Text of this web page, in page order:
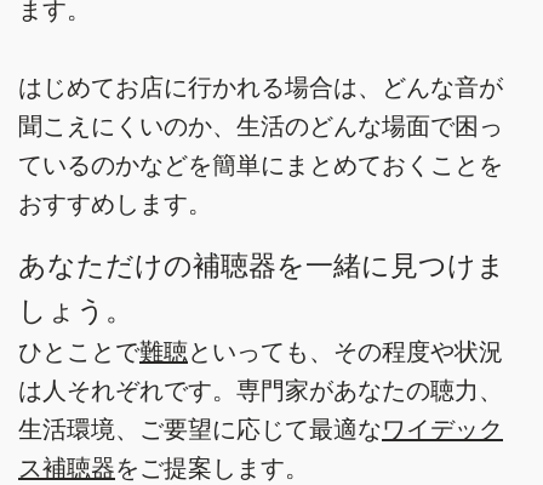
ます。
はじめてお店に行かれる場合は、どんな音が
聞こえにくいのか、生活のどんな場面で困っ
ているのかなどを簡単にまとめておくことを
おすすめします。
あなただけの補聴器を一緒に見つけま
しょう。
ひとことで難聴といっても、その程度や状況
は人それぞれです。専門家があなたの聴力、
生活環境、ご要望に応じて最適なワイデック
ス補聴器をご提案します。